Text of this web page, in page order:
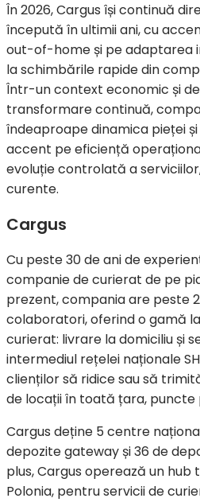
În 2026, Cargus își continuă
începută în ultimii ani, cu
out-of-home și pe adaptarea
la schimbările rapide din
Într-un context economic și
transformare continuă,
îndeaproape dinamica pieței
accent pe eficiență
evoluție controlată a
curente.
Cargus
Cu peste 30 de ani de
companie de curierat de pe
prezent, compania are peste
colaboratori, oferind o gamă
curierat: livrare la domiciliu și
intermediul rețelei naționale
clienților să ridice sau să
de locații în toată țara,
Cargus deține 5 centre
depozite gateway și 36 de
plus, Cargus operează un
Polonia, pentru servicii de